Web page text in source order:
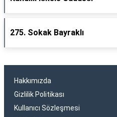
275. Sokak Bayraklı
Hakkımızda
Gizlilik Politikası
Kullanıcı Sözleşmesi